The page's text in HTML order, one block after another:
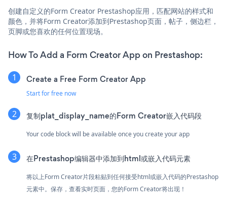
创建自定义的Form Creator Prestashop应用，匹配网站的样式和
颜色，并将Form Creator添加到Prestashop页面，帖子，侧边栏，
页脚或您喜欢的任何位置现场。
How To Add a Form Creator App on Prestashop:
Create a Free Form Creator App
Start for free now
复制plat_display_name的Form Creator嵌入代码段
Your code block will be available once you create your app
在Prestashop编辑器中添加到html或嵌入代码元素
将以上Form Creator片段粘贴到任何接受html或嵌入代码的Prestashop
元素中。保存，查看实时页面，您的Form Creator将出现！